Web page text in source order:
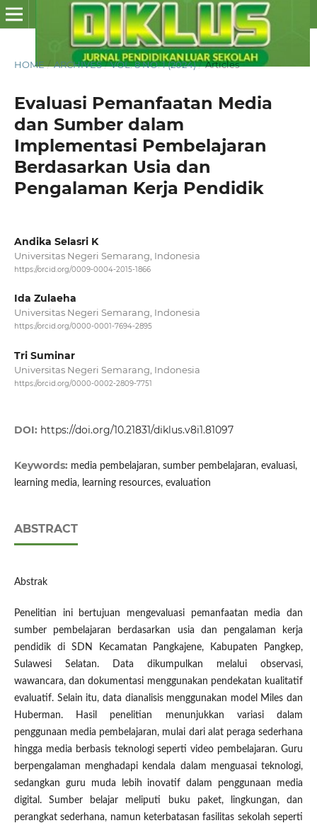
HOME / ARCHIVES / VOL. 8 NO. 1 (2024) / Articles
Evaluasi Pemanfaatan Media
dan Sumber dalam
Implementasi Pembelajaran
Berdasarkan Usia dan
Pengalaman Kerja Pendidik
Andika Selasri K
Universitas Negeri Semarang, Indonesia
https://orcid.org/0009-0004-2015-1866
Ida Zulaeha
Universitas Negeri Semarang, Indonesia
https://orcid.org/0000-0001-7694-2895
Tri Suminar
Universitas Negeri Semarang, Indonesia
https://orcid.org/0000-0002-2809-7751
DOI: https://doi.org/10.21831/diklus.v8i1.81097
Keywords: media pembelajaran, sumber pembelajaran, evaluasi,
learning media, learning resources, evaluation
ABSTRACT
Abstrak
Penelitian ini bertujuan mengevaluasi pemanfaatan media dan
sumber pembelajaran berdasarkan usia dan pengalaman kerja
pendidik di SDN Kecamatan Pangkajene, Kabupaten Pangkep,
Sulawesi Selatan. Data dikumpulkan melalui observasi,
wawancara, dan dokumentasi menggunakan pendekatan kualitatif
evaluatif. Selain itu, data dianalisis menggunakan model Miles dan
Huberman. Hasil penelitian menunjukkan variasi dalam
penggunaan media pembelajaran, mulai dari alat peraga sederhana
hingga media berbasis teknologi seperti video pembelajaran. Guru
berpengalaman menghadapi kendala dalam menguasai teknologi,
sedangkan guru muda lebih inovatif dalam penggunaan media
digital. Sumber belajar meliputi buku paket, lingkungan, dan
perangkat sederhana, namun keterbatasan fasilitas sekolah seperti